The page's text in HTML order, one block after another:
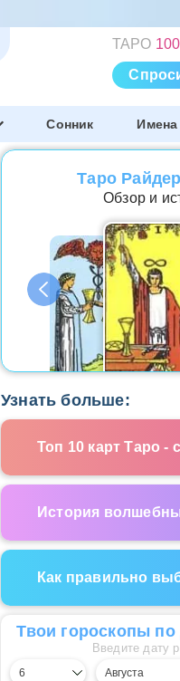
ТАРО
Сонник Имена
Таро
Обзор и
Узнать больше:
Топ 10 карт Таро -
История
Как правильно
Твои гороскопы
Введите дату